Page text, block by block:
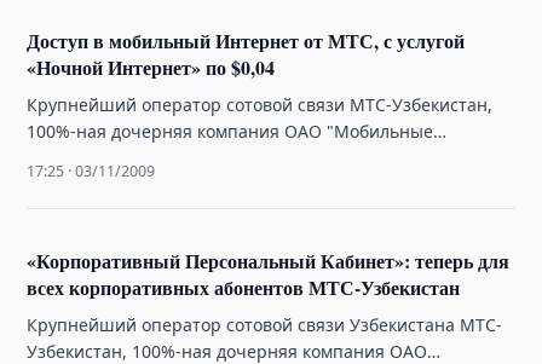
Доступ в мобильный Интернет от МТС, с услугой
«Ночной Интернет» по $0,04
Крупнейший оператор сотовой связи МТС-Узбекистан,
100%-ная дочерняя компания ОАО "Мобильные
постоянной …
17:25 · 03/11/2009
«Корпоративный Персональный Кабинет»: теперь для
всех корпоративных абонентов МТС-Узбекистан
Крупнейший оператор сотовой связи Узбекистана МТС-
Узбекистан, 100%-ная дочерняя компания ОАО